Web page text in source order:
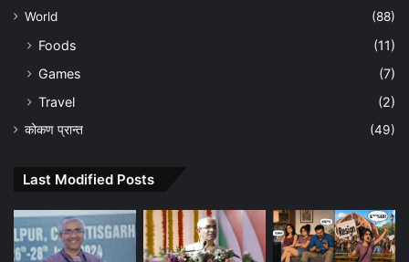
World
(88)
Foods
(11)
Games
(7)
Travel
(2)
कोकण प्रान्त (49)
Last Modified Posts